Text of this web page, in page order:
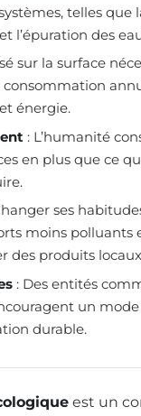
telles que
l’épuration des
sur la surface
consommation
énergie.
: L’humanité
en plus que ce
ses
moins polluants
des produits
: Des entités
un
durable.
est un